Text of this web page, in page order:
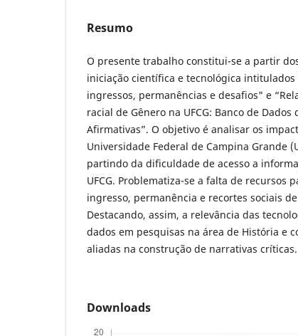
Resumo
O presente trabalho constitui-se a partir
iniciação científica e tecnológica
ingressos, permanências e desafios" e
racial de Gênero na UFCG: Banco de Dados
Afirmativas”. O objetivo é analisar os
Universidade Federal de Campina Grande
partindo da dificuldade de acesso a
UFCG. Problematiza-se a falta de recursos
ingresso, permanência e recortes sociais
Destacando, assim, a relevância das
dados em pesquisas na área de História e
aliadas na construção de narrativas críticas.
Downloads